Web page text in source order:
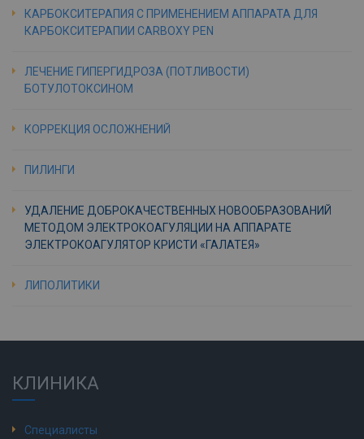
КАРБОКСИТЕРАПИЯ С ПРИМЕНЕНИЕМ АППАРАТА ДЛЯ
КАРБОКСИТЕРАПИИ CARBOXY PEN
ЛЕЧЕНИЕ ГИПЕРГИДРОЗА (ПОТЛИВОСТИ)
БОТУЛОТОКСИНОМ
КОРРЕКЦИЯ ОСЛОЖНЕНИЙ
ПИЛИНГИ
УДАЛЕНИЕ ДОБРОКАЧЕСТВЕННЫХ НОВООБРАЗОВАНИЙ
МЕТОДОМ ЭЛЕКТРОКОАГУЛЯЦИИ НА АППАРАТЕ
ЭЛЕКТРОКОАГУЛЯТОР КРИСТИ «ГАЛАТЕЯ»
ЛИПОЛИТИКИ
КЛИНИКА
Специалисты